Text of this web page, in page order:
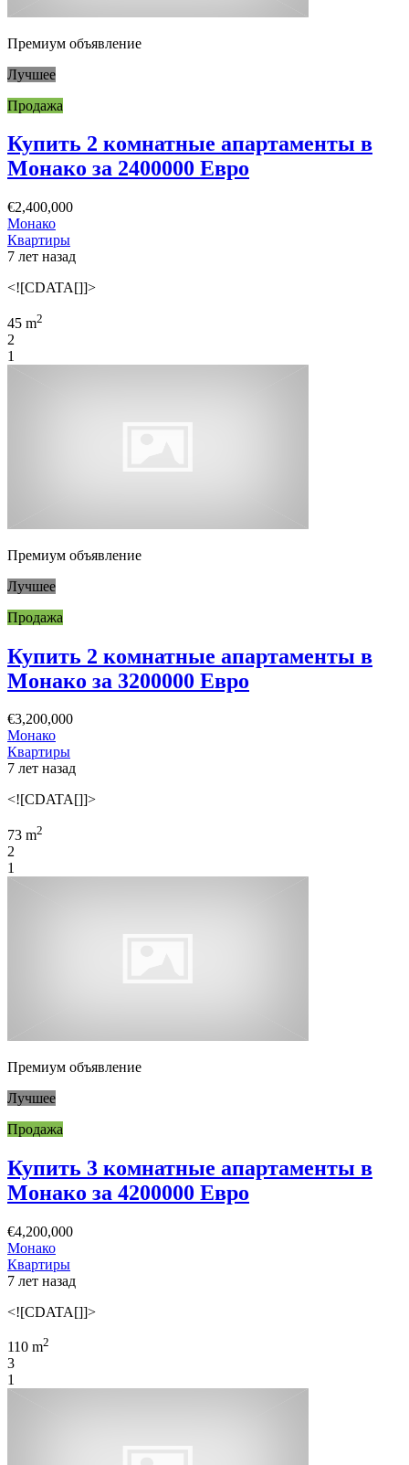
Премиум объявление
Лучшее
Продажа
Купить 2 комнатные апартаменты в
Монако за 2400000 Евро
€2,400,000
Монако
Квартиры
7 лет назад
<![CDATA[]]>
45 m2
2
1
Премиум объявление
Лучшее
Продажа
Купить 2 комнатные апартаменты в
Монако за 3200000 Евро
€3,200,000
Монако
Квартиры
7 лет назад
<![CDATA[]]>
73 m2
2
1
Премиум объявление
Лучшее
Продажа
Купить 3 комнатные апартаменты в
Монако за 4200000 Евро
€4,200,000
Монако
Квартиры
7 лет назад
<![CDATA[]]>
110 m2
3
1